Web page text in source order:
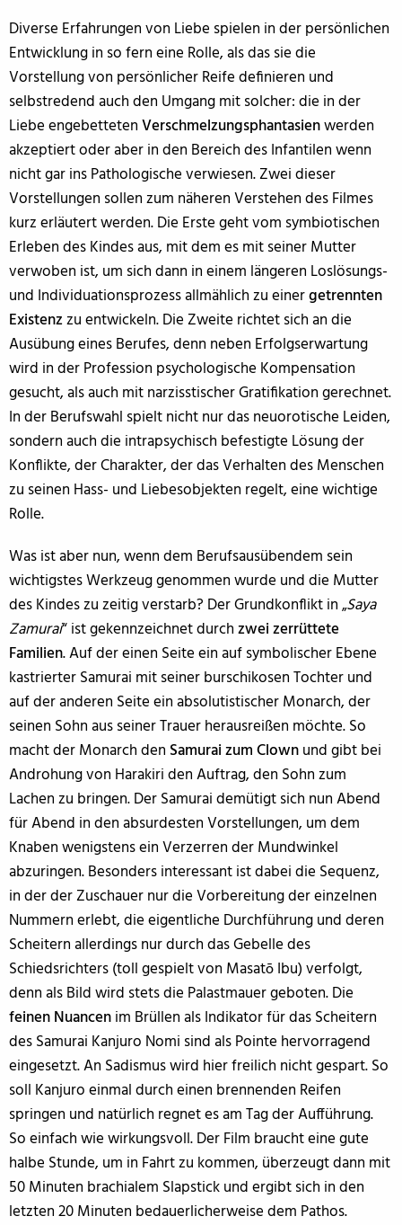
Diverse Erfahrungen von Liebe spielen in der persönlichen
Entwicklung in so fern eine Rolle, als das sie die
Vorstellung von persönlicher Reife definieren und
selbstredend auch den Umgang mit solcher: die in der
Liebe engebettetenVerschmelzungsphantasienwerden
akzeptiert oder aber in den Bereich des Infantilen wenn
nicht gar ins Pathologische verwiesen. Zwei dieser
Vorstellungen sollen zum näheren Verstehen des Filmes
kurz erläutert werden. Die Erste geht vom symbiotischen
Erleben des Kindes aus, mit dem es mit seiner Mutter
verwoben ist, um sich dann in einem längeren Loslösungs-
und Individuationsprozess allmählich zu einergetrennten
Existenzzu entwickeln. Die Zweite richtet sich an die
Ausübung eines Berufes, denn neben Erfolgserwartung
wird in der Profession psychologische Kompensation
gesucht, als auch mit narzisstischer Gratifikation gerechnet.
In der Berufswahl spielt nicht nur das neuorotische Leiden,
sondern auch die intrapsychisch befestigte Lösung der
Konflikte, der Charakter, der das Verhalten des Menschen
zu seinen Hass- und Liebesobjekten regelt, eine wichtige
Rolle.
Was ist aber nun, wenn dem Berufsausübendem sein
wichtigstes Werkzeug genommen wurde und die Mutter
des Kindes zu zeitig verstarb? Der Grundkonflikt in „Saya
Zamurai“ ist gekennzeichnet durchzwei zerrüttete
Familien. Auf der einen Seite ein auf symbolischer Ebene
kastrierter Samurai mit seiner burschikosen Tochter und
auf der anderen Seite ein absolutistischer Monarch, der
seinen Sohn aus seiner Trauer herausreißen möchte. So
macht der Monarch den Samurai zum Clownund gibt bei
Androhung von Harakiri den Auftrag, den Sohn zum
Lachen zu bringen. Der Samurai demütigt sich nun Abend
für Abend in den absurdesten Vorstellungen, um dem
Knaben wenigstens ein Verzerren der Mundwinkel
abzuringen. Besonders interessant ist dabei die Sequenz,
in der der Zuschauer nur die Vorbereitung der einzelnen
Nummern erlebt, die eigentliche Durchführung und deren
Scheitern allerdings nur durch das Gebelle des
Schiedsrichters (toll gespielt von Masatō Ibu) verfolgt,
denn als Bild wird stets die Palastmauer geboten. Die
feinen Nuancenim Brüllen als Indikator für das Scheitern
des Samurai Kanjuro Nomi sind als Pointe hervorragend
eingesetzt. An Sadismus wird hier freilich nicht gespart. So
soll Kanjuro einmal durch einen brennenden Reifen
springen und natürlich regnet es am Tag der Aufführung.
So einfach wie wirkungsvoll. Der Film braucht eine gute
halbe Stunde, um in Fahrt zu kommen, überzeugt dann mit
50 Minuten brachialem Slapstick und ergibt sich in den
letzten 20 Minuten bedauerlicherweise dem Pathos.